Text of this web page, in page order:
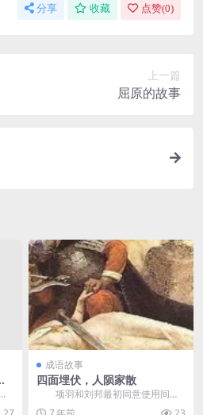
分享 收藏 点赞(0)
上一篇
屈原的故事
成语故事
四面埋伏，人陨家散
项羽和刘邦最初同意使用间隙
（在今天河南 荣县 贾鲁河）作为边